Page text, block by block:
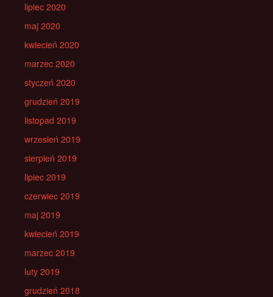
lipiec 2020
maj 2020
kwiecień 2020
marzec 2020
styczeń 2020
grudzień 2019
listopad 2019
wrzesień 2019
sierpień 2019
lipiec 2019
czerwiec 2019
maj 2019
kwiecień 2019
marzec 2019
luty 2019
grudzień 2018